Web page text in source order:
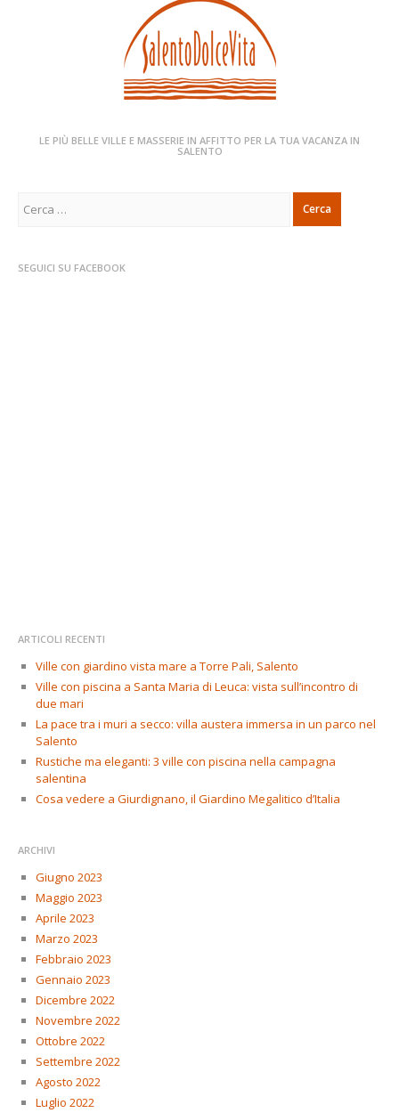
LE PIÙ BELLE VILLE E MASSERIE IN AFFITTO PER LA TUA VACANZA IN
SALENTO
per:
SEGUICI SU FACEBOOK
ARTICOLI RECENTI
Ville con giardino vista mare a Torre Pali, Salento
Ville con piscina a Santa Maria di Leuca: vista sull’incontro di
due mari
La pace tra i muri a secco: villa austera immersa in un parco nel
Salento
Rustiche ma eleganti: 3 ville con piscina nella campagna
salentina
Cosa vedere a Giurdignano, il Giardino Megalitico d’Italia
ARCHIVI
Giugno 2023
Maggio 2023
Aprile 2023
Marzo 2023
Febbraio 2023
Gennaio 2023
Dicembre 2022
Novembre 2022
Ottobre 2022
Settembre 2022
Agosto 2022
Luglio 2022